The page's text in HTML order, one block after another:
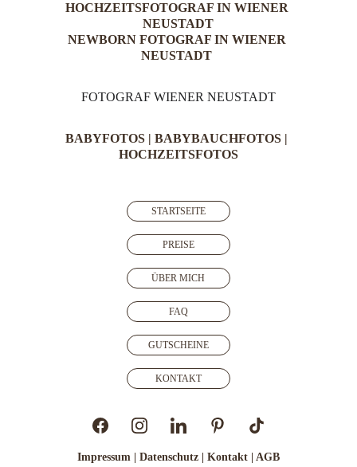
HOCHZEITSFOTOGRAF IN WIENER
NEUSTADT
NEWBORN FOTOGRAF IN WIENER
NEUSTADT
FOTOGRAF WIENER NEUSTADT
BABYFOTOS | BABYBAUCHFOTOS |
HOCHZEITSFOTOS
Impressum Datenschutz Kontakt | AGB
STARTSEITE
PREISE
ÜBER MICH
KONTAKT
FAQ
GUTSCHEINE